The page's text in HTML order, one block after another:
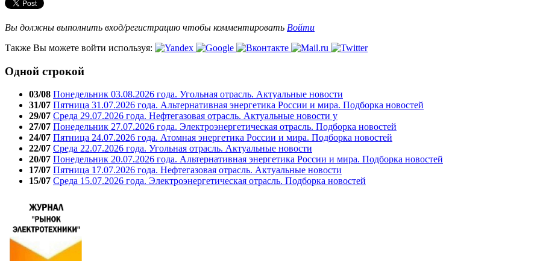
Вы должны выполнить вход/регистрацию чтобы комментировать Войти
Также Вы можете войти используя:
Одной строкой
03/08 Понедельник 03.08.2026 года. Угольная отрасль. Актуальные новости
31/07 Пятница 31.07.2026 года. Альтернативная энергетика России и мира. Подборка новостей
29/07 Среда 29.07.2026 года. Нефтегазовая отрасль. Актуальные новости у
27/07 Понедельник 27.07.2026 года. Электроэнергетическая отрасль. Подборка новостей
24/07 Пятница 24.07.2026 года. Атомная энергетика России и мира. Подборка новостей
22/07 Среда 22.07.2026 года. Угольная отрасль. Актуальные новости
20/07 Понедельник 20.07.2026 года. Альтернативная энергетика России и мира. Подборка новостей
17/07 Пятница 17.07.2026 года. Нефтегазовая отрасль. Актуальные новости
15/07 Среда 15.07.2026 года. Электроэнергетическая отрасль. Подборка новостей